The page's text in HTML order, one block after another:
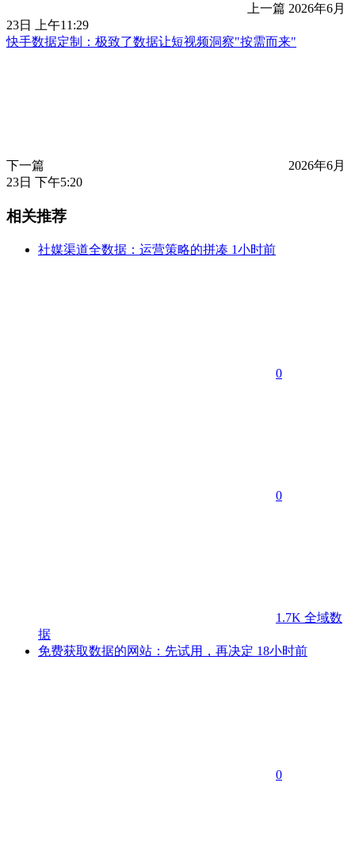
上一篇 2026年6月
23日 上午11:29
快手数据定制：极致了数据让短视频洞察"按需而来"
下一篇
2026年6月
23日 下午5:20
相关推荐
社媒渠道全数据：运营策略的拼凑 1小时前
0
0
1.7K 全域数
据
免费获取数据的网站：先试用，再决定 18小时前
0